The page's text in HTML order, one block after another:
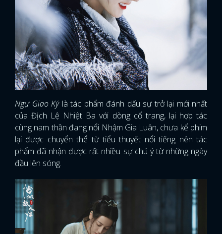
Ngự Giao Kýlà tác phẩm đánh dấu sự trở lại mới nhất
của Địch Lệ Nhiệt Ba với dòng cổ trang, lại hợp tác
cùng nam thần đang nổi Nhậm Gia Luân, chưa kể phim
lại được chuyển thể từ tiểu thuyết nổi tiếng nên tác
phẩm đã nhận được rất nhiều sự chú ý từ những ngày
đầu lên sóng.